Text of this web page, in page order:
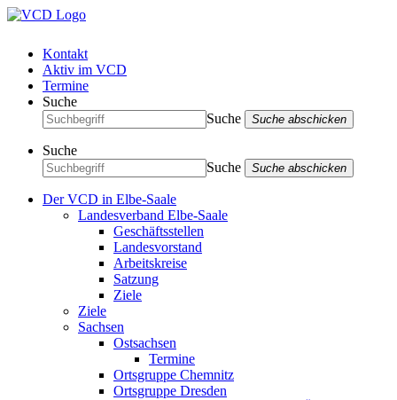
Kontakt
Aktiv im VCD
Termine
Suche
Suche
Suche abschicken
Suche
Suche
Suche abschicken
Der VCD in Elbe-Saale
Landesverband Elbe-Saale
Geschäftsstellen
Landesvorstand
Arbeitskreise
Satzung
Ziele
Ziele
Sachsen
Ostsachsen
Termine
Ortsgruppe Chemnitz
Ortsgruppe Dresden